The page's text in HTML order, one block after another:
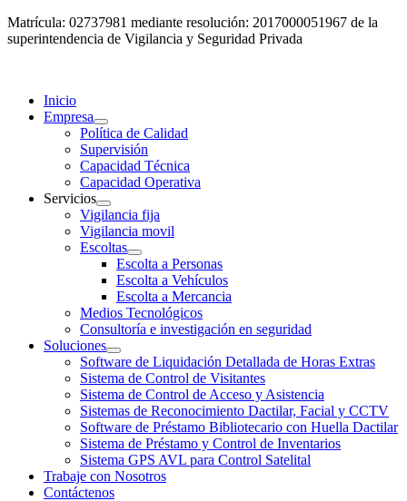
Matrícula: 02737981 mediante resolución: 2017000051967 de la
superintendencia de Vigilancia y Seguridad Privada
Inicio
Empresa
Política de Calidad
Supervisión
Capacidad Técnica
Capacidad Operativa
Servicios
Vigilancia fija
Vigilancia movil
Escoltas
Escolta a Personas
Escolta a Vehículos
Escolta a Mercancia
Medios Tecnológicos
Consultoría e investigación en seguridad
Soluciones
Software de Liquidación Detallada de Horas Extras
Sistema de Control de Visitantes
Sistema de Control de Acceso y Asistencia
Sistemas de Reconocimiento Dactilar, Facial y CCTV
Software de Préstamo Bibliotecario con Huella Dactilar
Sistema de Préstamo y Control de Inventarios
Sistema GPS AVL para Control Satelital
Trabaje con Nosotros
Contáctenos